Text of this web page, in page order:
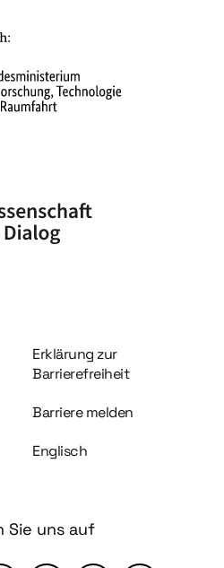
Information und Service
Erklärung zur
Barrierefreiheit
Barriere melden
Englisch
Sie uns auf